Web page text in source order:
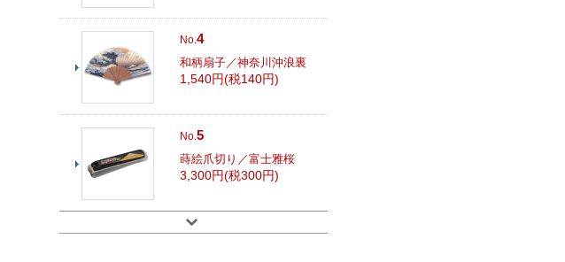
No.4
和柄扇子／神奈川沖浪裏
1,540円(税140円)
No.5
蒔絵爪切り／富士雅桜
3,300円(税300円)